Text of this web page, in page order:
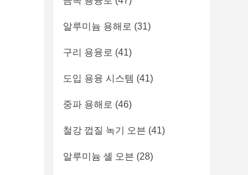
알루미늄 용해로 (31)
구리 용융로 (41)
도입 용융 시스템 (41)
중파 용해로 (46)
철강 껍질 녹기 오븐 (41)
알루미늄 셸 오븐 (28)